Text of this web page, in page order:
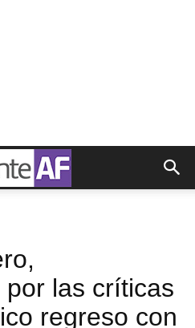
las críticas
regreso con